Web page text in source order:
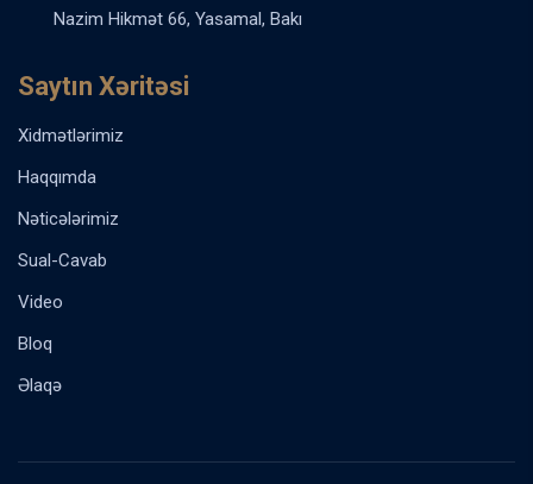
Nazim Hikmət 66, Yasamal, Bakı
Saytın Xəritəsi
Xidmətlərimiz
Haqqımda
Nəticələrimiz
Sual-Cavab
Video
Bloq
Əlaqə